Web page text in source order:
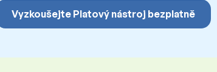
Vyzkoušejte Platový nástroj bezplatně